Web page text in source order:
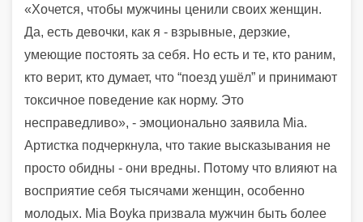
«Хочется, чтобы мужчины ценили своих женщин.
Да, есть девочки, как я - взрывные, дерзкие,
умеющие постоять за себя. Но есть и те, кто раним,
кто верит, кто думает, что “поезд ушёл” и принимают
токсичное поведение как норму. Это
несправедливо», - эмоционально заявила Mia.
Артистка подчеркнула, что такие высказывания не
просто обидны - они вредны. Потому что влияют на
восприятие себя тысячами женщин, особенно
молодых. Mia Boyka призвала мужчин быть более